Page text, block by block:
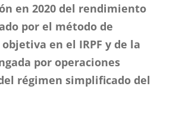
en 2020 del rendimiento
por el método de
en el IRPF y de la
por operaciones
régimen simplificado del